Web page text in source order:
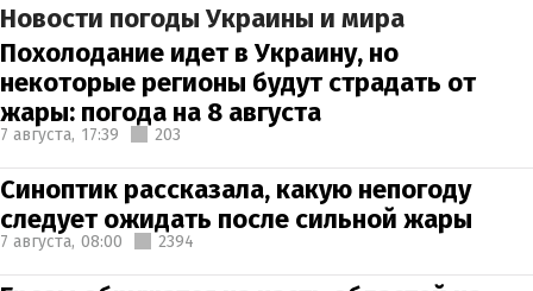
Новости погоды Украины и мира
Похолодание идет в Украину, но
некоторые регионы будут страдать от
жары: погода на 8 августа
7 августа, 17:39 203
Синоптик рассказала, какую непогоду
следует ожидать после сильной жары
7 августа, 08:00 2394